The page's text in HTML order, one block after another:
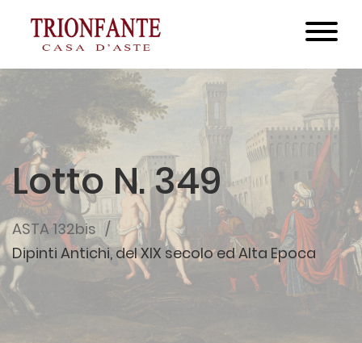
Lotto N. 349
ASTA 132bis
Dipinti Antichi, del XIX secolo ed Alta Epoca